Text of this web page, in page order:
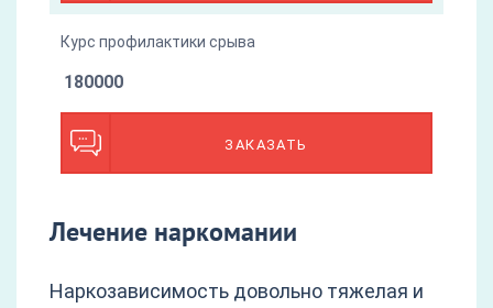
Курс профилактики срыва
ЗАКАЗАТЬ
180000
Лечение наркомании
Наркозависимость довольно тяжелая и